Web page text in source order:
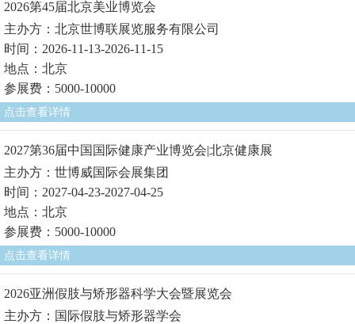
2026第45届北京美业博览会
主办方：北京世博联展览服务有限公司
时间：2026-11-13-2026-11-15
地点：北京
参展费：5000-10000
点击查看详情
2027第36届中国国际健康产业博览会|北京健康展
主办方：世博威国际会展集团
时间：2027-04-23-2027-04-25
地点：北京
参展费：5000-10000
点击查看详情
2026亚洲假肢与矫形器科学大会暨展览会
主办方：国际假肢与矫形器学会